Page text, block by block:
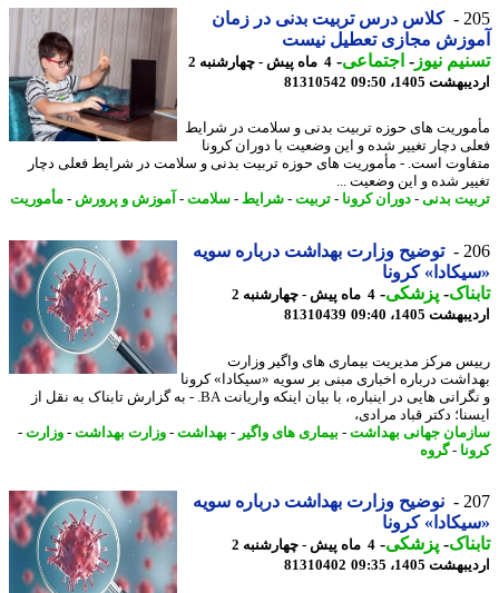
کلاس درس تربیت بدنی در زمان
مجازی تعطیل نیست
نیوز-اجتماعی-
4 ماه پیش - چهارشنبه 2
1405، 09:50
81310542
های حوزه تربیت بدنی و سلامت در شرایط
دچار تغییر شده و این وضعیت با دوران کرونا
است. - مأموریت های حوزه تربیت بدنی و سلامت در شرایط فعلی دچار
شده و این وضعیت ...
بدنی-دوران کرونا- تربیت -شرایط -سلامت-آموزش و پرورش-مأموریت
توضیح وزارت بهداشت درباره سویه
کرونا
-پزشکی-
4 ماه پیش - چهارشنبه 2
1405، 09:40
81310439
مرکز مدیریت بیماری های واگیر وزارت
درباره اخباری مبنی بر سویه «سیکادا» کرونا
و نگرانی هایی در اینباره، با بیان اینکه واریانت BA. - به گزارش تابناک به نقل از
دکتر قباد مرادی،
جهانی بهداشت -بیماری های واگیر-بهداشت -وزارت بهداشت -وزارت -
- گروه
نوضیح وزارت بهداشت درباره سویه
کرونا
-پزشکی-
4 ماه پیش - چهارشنبه 2
1405، 09:35
81310402